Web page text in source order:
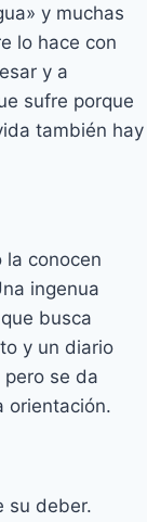
y muchas
lo hace con
y a
sufre porque
también hay
la conocen
ingenua
busca
y un diario
pero se da
orientación.
su deber.